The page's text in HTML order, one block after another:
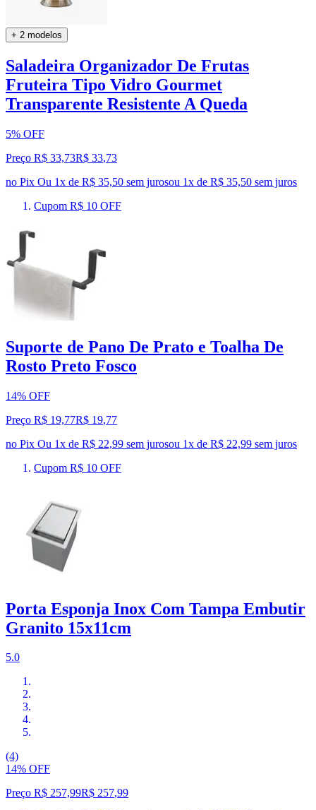
+ 2 modelos
Saladeira Organizador De Frutas
Fruteira Tipo Vidro Gourmet
Transparente Resistente A Queda
5% OFF
Preço R$ 33,73R$ 33,73
no Pix Ou 1x de R$ 35,50 sem jurosou 1x de R$ 35,50 sem juros
Cupom R$ 10 OFF
Suporte de Pano De Prato e Toalha De
Rosto Preto Fosco
14% OFF
Preço R$ 19,77R$ 19,77
no Pix Ou 1x de R$ 22,99 sem jurosou 1x de R$ 22,99 sem juros
Cupom R$ 10 OFF
Porta Esponja Inox Com Tampa Embutir
Granito 15x11cm
5.0
(4)
14% OFF
Preço R$ 257,99R$ 257,99